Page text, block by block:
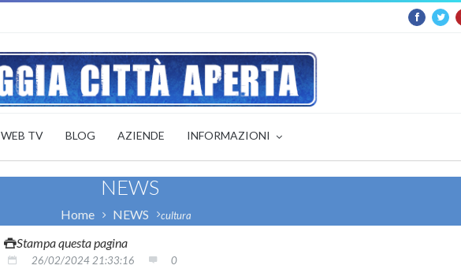
WEB TV BLOG AZIENDE INFORMAZIONI
NEWS
Home NEWS cultura
Stampa questa pagina
26/02/2024 21:33:16 0